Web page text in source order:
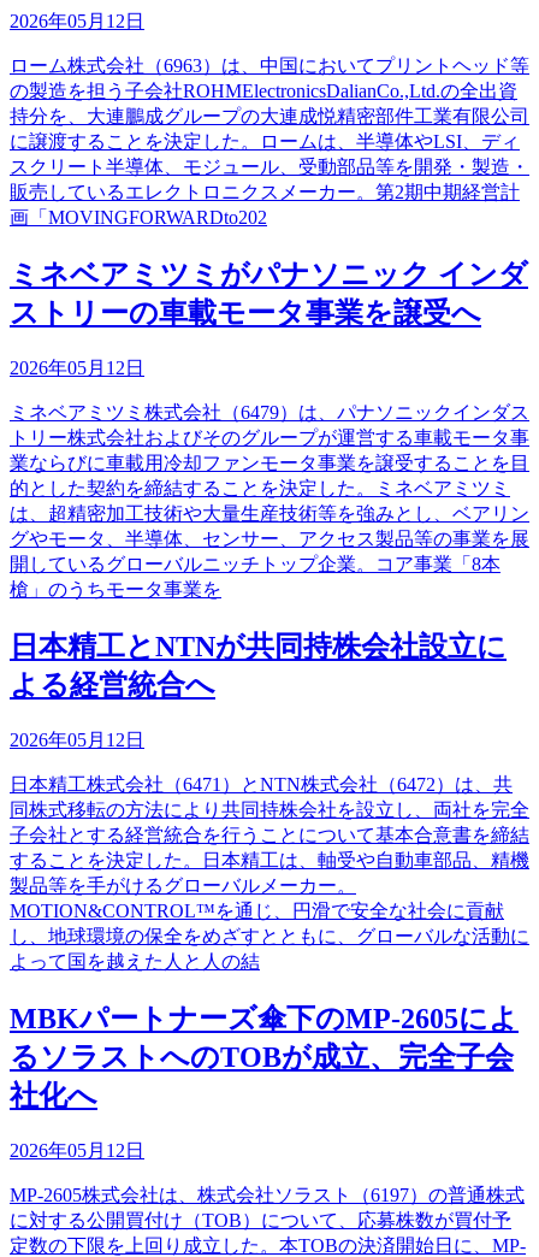
2026年05月12日
ローム株式会社（6963）は、中国においてプリントヘッド等
の製造を担う子会社ROHMElectronicsDalianCo.,Ltd.の全出資
持分を、大連鵬成グループの大連成悦精密部件工業有限公司
に譲渡することを決定した。ロームは、半導体やLSI、ディ
スクリート半導体、モジュール、受動部品等を開発・製造・
販売しているエレクトロニクスメーカー。第2期中期経営計
画「MOVINGFORWARDto202
ミネベアミツミがパナソニック インダ
ストリーの車載モータ事業を譲受へ
2026年05月12日
ミネベアミツミ株式会社（6479）は、パナソニックインダス
トリー株式会社およびそのグループが運営する車載モータ事
業ならびに車載用冷却ファンモータ事業を譲受することを目
的とした契約を締結することを決定した。ミネベアミツミ
は、超精密加工技術や大量生産技術等を強みとし、ベアリン
グやモータ、半導体、センサー、アクセス製品等の事業を展
開しているグローバルニッチトップ企業。コア事業「8本
槍」のうちモータ事業を
日本精工とNTNが共同持株会社設立に
よる経営統合へ
2026年05月12日
日本精工株式会社（6471）とNTN株式会社（6472）は、共
同株式移転の方法により共同持株会社を設立し、両社を完全
子会社とする経営統合を行うことについて基本合意書を締結
することを決定した。日本精工は、軸受や自動車部品、精機
製品等を手がけるグローバルメーカー。
MOTION&CONTROL™を通じ、円滑で安全な社会に貢献
し、地球環境の保全をめざすとともに、グローバルな活動に
よって国を越えた人と人の結
MBKパートナーズ傘下のMP-2605によ
るソラストへのTOBが成立、完全子会
社化へ
2026年05月12日
MP-2605株式会社は、株式会社ソラスト（6197）の普通株式
に対する公開買付け（TOB）について、応募株数が買付予
定数の下限を上回り成立した。本TOBの決済開始日に、MP-